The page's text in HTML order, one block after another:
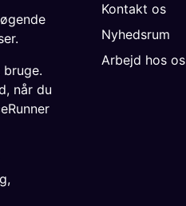
Kontakt os
Nyhedsrum
Arbejd hos os
når du
,